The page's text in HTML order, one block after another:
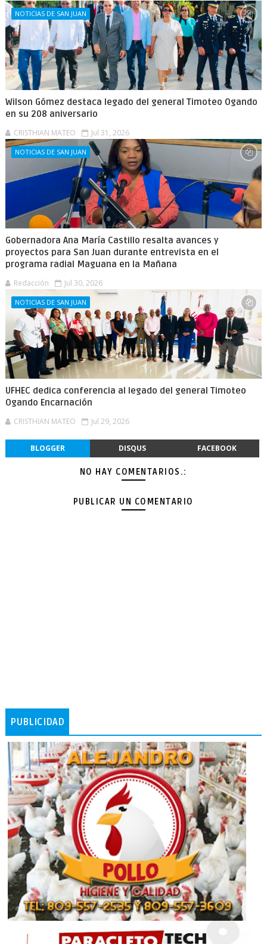
NOTICIAS DE SAN JUAN
Wilson Gómez destaca legado del general Timoteo Ogando
en su 208 aniversario
CRISTHIAN MATEO Jul 31, 2026
NOTICIAS DE SAN JUAN
Gobernadora Ana María Castillo resalta avances y
proyectos para San Juan durante entrevista en el
programa radial Maguana en la Mañana
Redacción Jul 30, 2026
NOTICIAS DE SAN JUAN
UFHEC dedica conferencia al legado del general Timoteo
Ogando Encarnación
CRISTHIAN MATEO Jul 29, 2026
BLOGGER DISQUS FACEBOOK
NO HAY COMENTARIOS.:
PUBLICAR UN COMENTARIO
PUBLICIDAD